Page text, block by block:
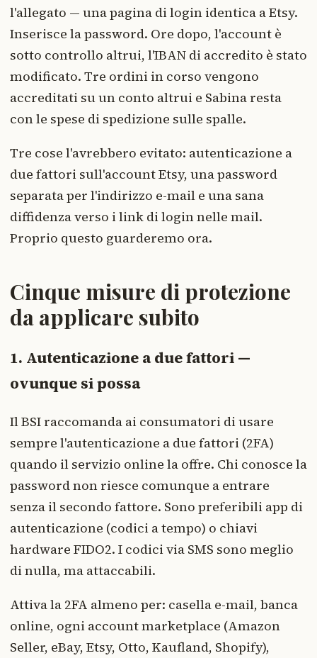
l'allegato — una pagina di login identica a Etsy.
Inserisce la password. Ore dopo, l'account è
sotto controllo altrui, l'IBAN di accredito è stato
modificato. Tre ordini in corso vengono
accreditati su un conto altrui e Sabina resta
con le spese di spedizione sulle spalle.
Tre cose l'avrebbero evitato: autenticazione a
due fattori sull'account Etsy, una password
separata per l'indirizzo e-mail e una sana
diffidenza verso i link di login nelle mail.
Proprio questo guarderemo ora.
Cinque misure di protezione
da applicare subito
1. Autenticazione a due fattori —
ovunque si possa
Il BSI raccomanda ai consumatori di usare
sempre l'autenticazione a due fattori (2FA)
quando il servizio online la offre. Chi conosce la
password non riesce comunque a entrare
senza il secondo fattore. Sono preferibili app di
autenticazione (codici a tempo) o chiavi
hardware FIDO2. I codici via SMS sono meglio
di nulla, ma attaccabili.
Attiva la 2FA almeno per: casella e-mail, banca
online, ogni account marketplace (Amazon
Seller, eBay, Etsy, Otto, Kaufland, Shopify),